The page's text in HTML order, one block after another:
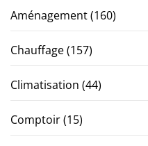
Aménagement(160)
Chauffage(157)
Climatisation (44)
Comptoir(15)